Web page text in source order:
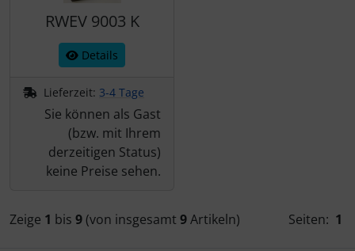
RWEV 9003 K
Details
Lieferzeit: 3-4 Tage
Sie können als Gast
(bzw. mit Ihrem
derzeitigen Status)
keine Preise sehen.
Zeige 1 bis 9 (von insgesamt 9Artikeln) Seiten: 1